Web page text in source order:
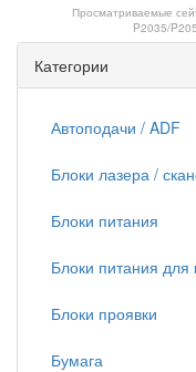
Просматриваемые
P2035/
Категории
Автоподачи / ADF
Блоки лазера /
Блоки питания
Блоки питания
Блоки проявки
Бумага